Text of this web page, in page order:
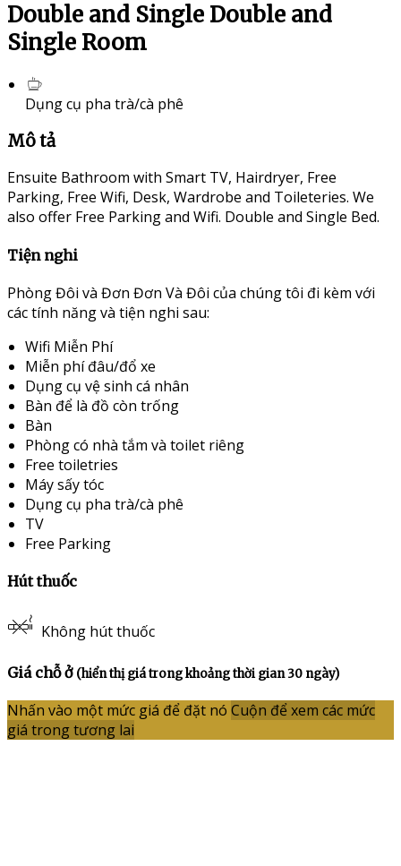
Double and Single Double and
Single Room
Dụng cụ pha trà/cà phê
Mô tả
Ensuite Bathroom with Smart TV, Hairdryer, Free
Parking, Free Wifi, Desk, Wardrobe and Toileteries. We
also offer Free Parking and Wifi. Double and Single Bed.
Tiện nghi
Phòng Đôi và Đơn Đơn Và Đôi của chúng tôi đi kèm với
các tính năng và tiện nghi sau:
Wifi Miễn Phí
Miễn phí đâu/đổ xe
Dụng cụ vệ sinh cá nhân
Bàn để là đồ còn trống
Bàn
Phòng có nhà tắm và toilet riêng
Free toiletries
Máy sấy tóc
Dụng cụ pha trà/cà phê
TV
Free Parking
Hút thuốc
Không hút thuốc
Giá chỗ ở (hiển thị giá trong khoảng thời gian 30 ngày)
Nhấn vào một mức giá để đặt nó Cuộn để xem các mức
giá trong tương lai